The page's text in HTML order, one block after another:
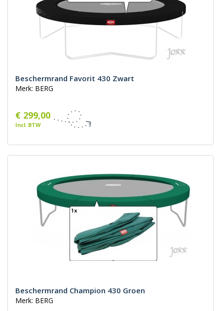
Beschermrand Favorit 430 Zwart
Merk: BERG
€ 299,00
Incl. BTW
Beschermrand Champion 430 Groen
Merk: BERG